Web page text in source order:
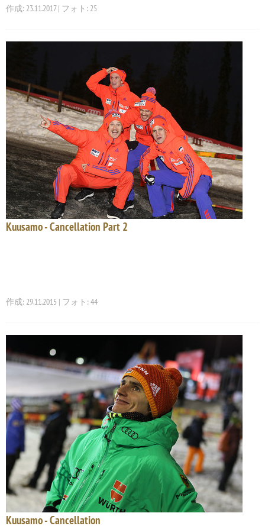
作成: 23.11.2017 | フォト: 25
Kuusamo - Cancellation Part 2
作成: 29.11.2015 | フォト: 44
Kuusamo - Cancellation